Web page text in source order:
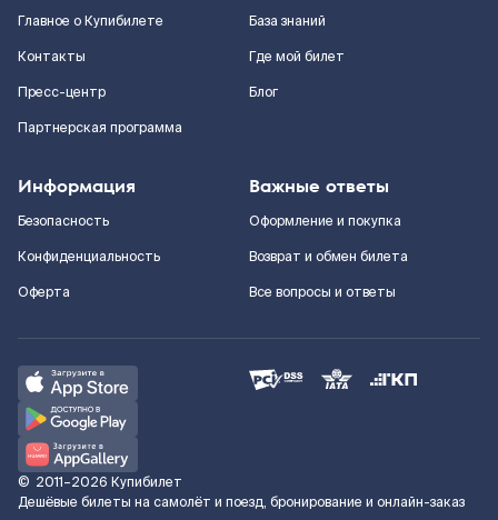
Главное о Купибилете
Контакты
Пресс-центр
Партнерская программа
База знаний
Где мой билет
Блог
Информация
Безопасность
Конфиденциальность
Оферта
Важные ответы
Оформление и покупка
Возврат и обмен билета
Все вопросы и ответы
© 2011–2026 Купибилет
Дешёвые билеты на самолёт и поезд, бронирование и онлайн-заказ